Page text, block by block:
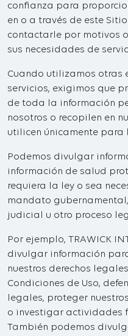
confianza para
en o a través de este
contactarle por motivos
sus necesidades de
Cuando utilizamos otras
servicios, exigimos que
de toda la información
nosotros o recopilen en
utilicen únicamente para
Podemos divulgar
información de salud
requiera la ley o sea
mandato
judicial u otro proceso
Por ejemplo, TRAWICK
divulgar información
nuestros derechos
Condiciones de Uso,
legales, proteger
o investigar actividades
También podemos